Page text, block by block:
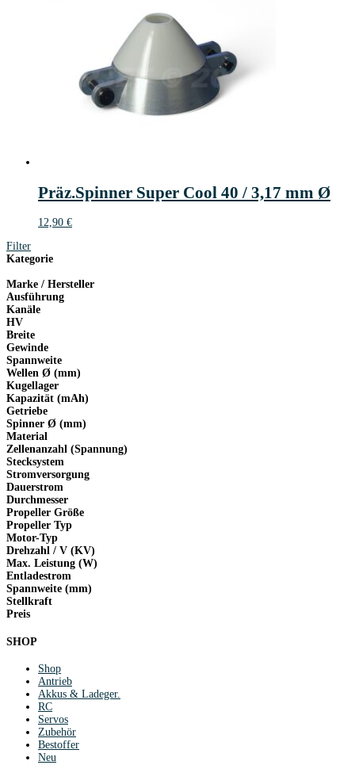
Präz.Spinner Super Cool 40 / 3,17 mm Ø
12,90 €
Filter
Kategorie
Marke / Hersteller
Ausführung
Kanäle
HV
Breite
Gewinde
Spannweite
Wellen Ø (mm)
Kugellager
Kapazität (mAh)
Getriebe
Spinner Ø (mm)
Material
Zellenanzahl (Spannung)
Stecksystem
Stromversorgung
Dauerstrom
Durchmesser
Propeller Größe
Propeller Typ
Motor-Typ
Drehzahl / V (KV)
Max. Leistung (W)
Entladestrom
Spannweite (mm)
Stellkraft
Preis
SHOP
Shop
Antrieb
Akkus & Ladeger.
RC
Servos
Zubehör
Bestoffer
Neu